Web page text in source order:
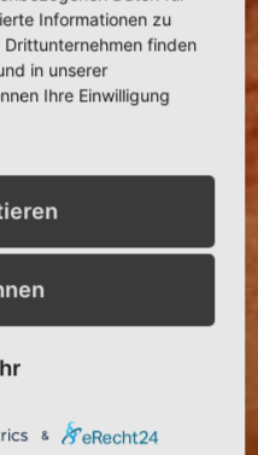
Informationen zu
finden
in unserer
Ihre Einwilligung
&